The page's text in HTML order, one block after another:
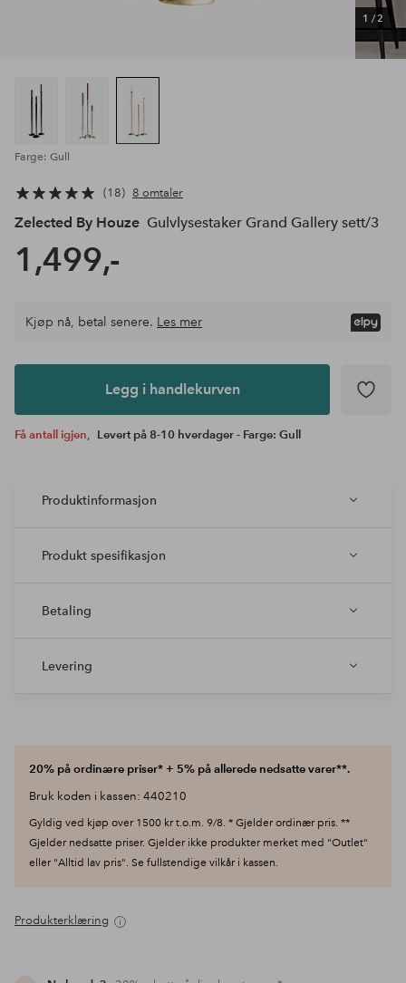
1 /2
Farge: Gull
18 8 omtaler
Zelected By Houze Gulvlysestaker Grand Gallery sett/3
1,499,-
Legg i
Kjøp nå, betal senere. Les mer
Legg i handlekurven
Få antall igjen, Levert på 8-10 hverdager - Farge: Gull
Produktinformasjon
Produkt spesifikasjon
Betaling
Levering
20% på ordinære priser* + 5% på allerede nedsatte varer**.
Bruk koden i kassen: 440210
Gyldig ved kjøp over 1500 kr t.o.m. 9/8. * Gjelder ordinær pris. **
Gjelder nedsatte priser. Gjelder ikke produkter merket med "Outlet"
eller "Alltid lav pris". Se fullstendige vilkår i kassen.
Produkterklæring